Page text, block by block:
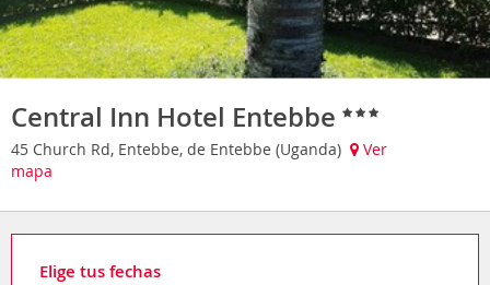
Central Inn Hotel Entebbe
45 Church Rd, Entebbe, de Entebbe (Uganda)
Ver
mapa
Elige tus fechas